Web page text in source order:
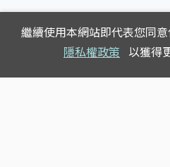
繼續使用本網站即代表您同
隱私權政策 以獲得